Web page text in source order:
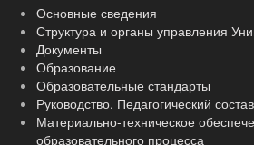
Основные сведения
Структура и органы управления
Документы
Образование
Образовательные стандарты
Руководство. Педагогический состав
Материально-техническое
образовательного процесса